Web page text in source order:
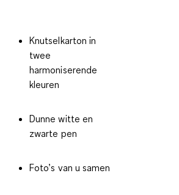
Knutselkarton in
twee
harmoniserende
kleuren
Dunne witte en
zwarte pen
Foto’s van u samen